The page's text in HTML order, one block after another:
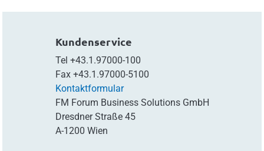
Kundenservice
Tel +43.1.97000-100
Fax +43.1.97000-5100
Kontaktformular
FM Forum Business Solutions GmbH
Dresdner Straße 45
A-1200 Wien